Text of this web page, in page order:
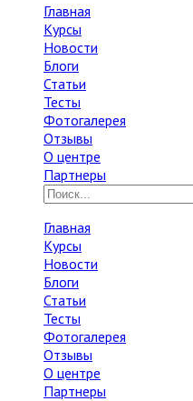
Главная
Курсы
Новости
Блоги
Статьи
Тесты
Фотогалерея
Отзывы
О центре
Партнеры
Главная
Курсы
Новости
Блоги
Статьи
Тесты
Фотогалерея
Отзывы
О центре
Партнеры